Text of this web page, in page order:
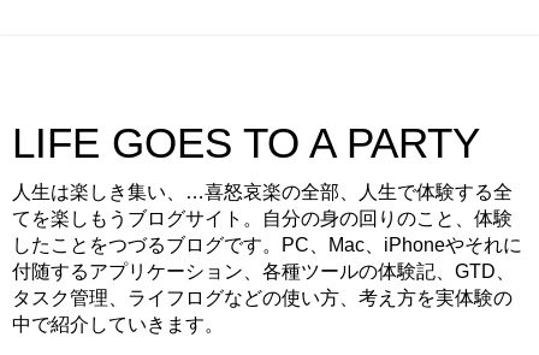
LIFE GOES TO A PARTY
人生は楽しき集い、…喜怒哀楽の全部、人生で体験する全
てを楽しもうブログサイト。自分の身の回りのこと、体験
したことをつづるブログです。PC、Mac、iPhoneやそれに
付随するアプリケーション、各種ツールの体験記、GTD、
タスク管理、ライフログなどの使い方、考え方を実体験の
中で紹介していきます。